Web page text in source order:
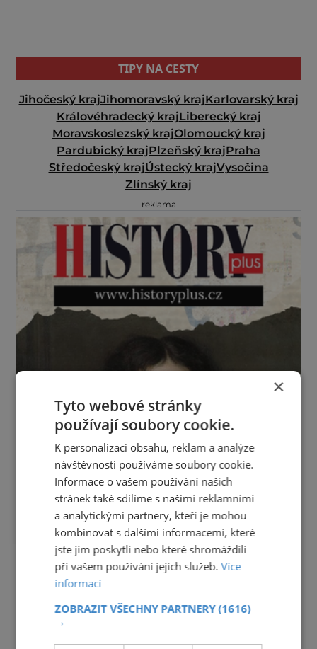
TIPY NA CESTY
Jihočeský krajJihomoravský krajKarlovarský kraj
Královéhradecký krajLiberecký kraj
Moravskoslezský krajOlomoucký kraj
Pardubický krajPlzeňský krajPraha
Středočeský krajÚstecký krajVysočina
Zlínský kraj
reklama
×
Tyto webové stránky
používají soubory cookie.
K personalizaci obsahu, reklam a analýze
návštěvnosti používáme soubory cookie.
Informace o vašem používání našich
stránek také sdílíme s našimi reklamními
a analytickými partnery, kteří je mohou
kombinovat s dalšími informacemi, které
jste jim poskytli nebo které shromáždili
při vašem používání jejich služeb.Více
informací
ZOBRAZIT VŠECHNY PARTNERY(1616)
→